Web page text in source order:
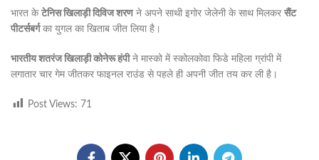
भारत के टेनिस खिलाड़ी दिविज शरणने अपने साथी इगोर जेलेनी के साथ मिलकर सैंट
पीटर्सबर्गका युगल का खिताब जीत लिया है।
भारतीय शतरंज खिलाड़ी कोनेरू हंपीने मास्को में स्कोलकोवा फिडे महिला ग्रांपी में
लगातार चार गेम जीतकर फाइनल राउंड से पहले ही अपनी जीत तय कर ली है।
Post Views: 71